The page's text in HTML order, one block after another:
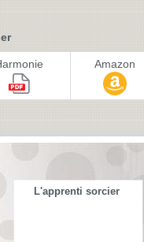
Amazon
L'apprenti sorcier